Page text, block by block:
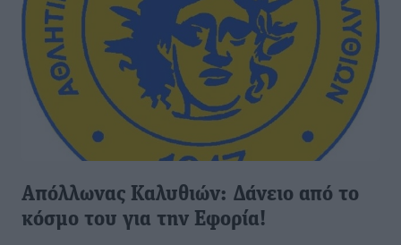
Απόλλωνας Καλυθιών: Δάνειο από το
κόσμο του για την Εφορία!